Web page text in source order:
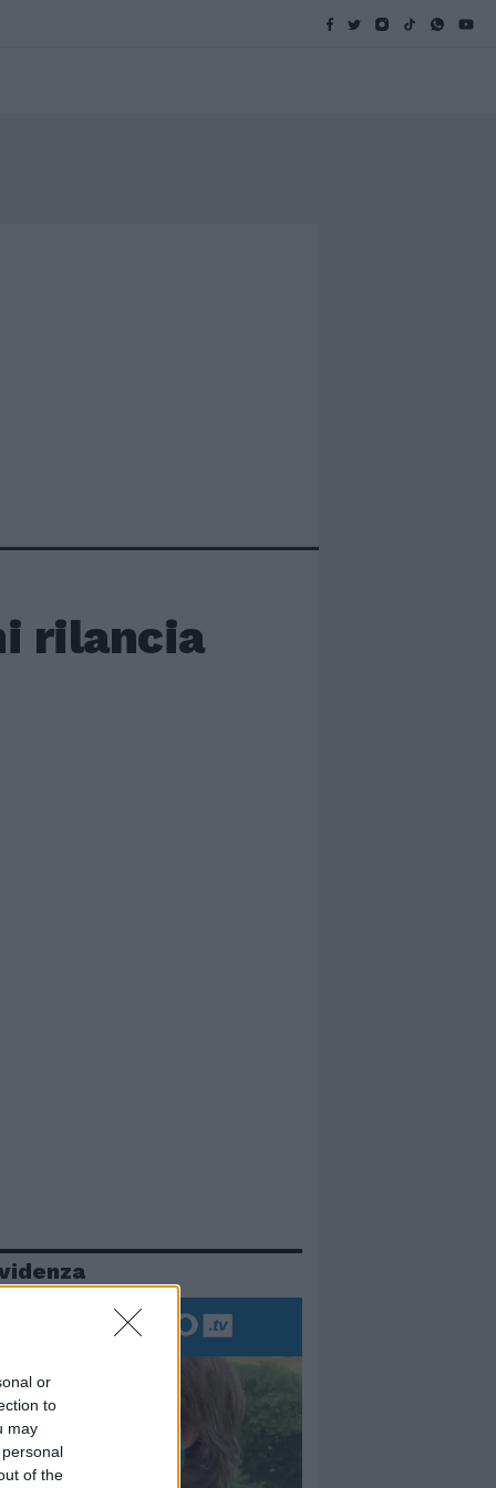
or
to
may
of the
rilancia